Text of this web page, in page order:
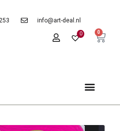
info@art-deal.nl
0 0